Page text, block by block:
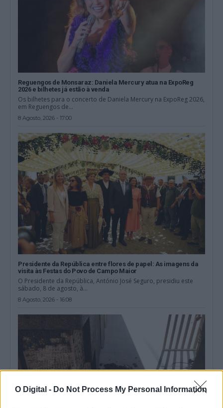
O Digital - Do Not Process My Personal Information
Reguengos de Monsaraz: Daniela Mercury atua na ExpoReg
2026 e bilhetes já estão à venda
Os bilhetes para o concerto de Daniela Mercury na ExpoReg 2026,
em Reguengos de...
8 Agosto, 2026 - 17:00
Presidente da República entre flores de papel: As imagens da
visita às Festas do Povo de Campo Maior
O Presidente da República, António José Seguro, presidiu este
sábado, 8 de agosto, à...
8 Agosto, 2026 - 16:08